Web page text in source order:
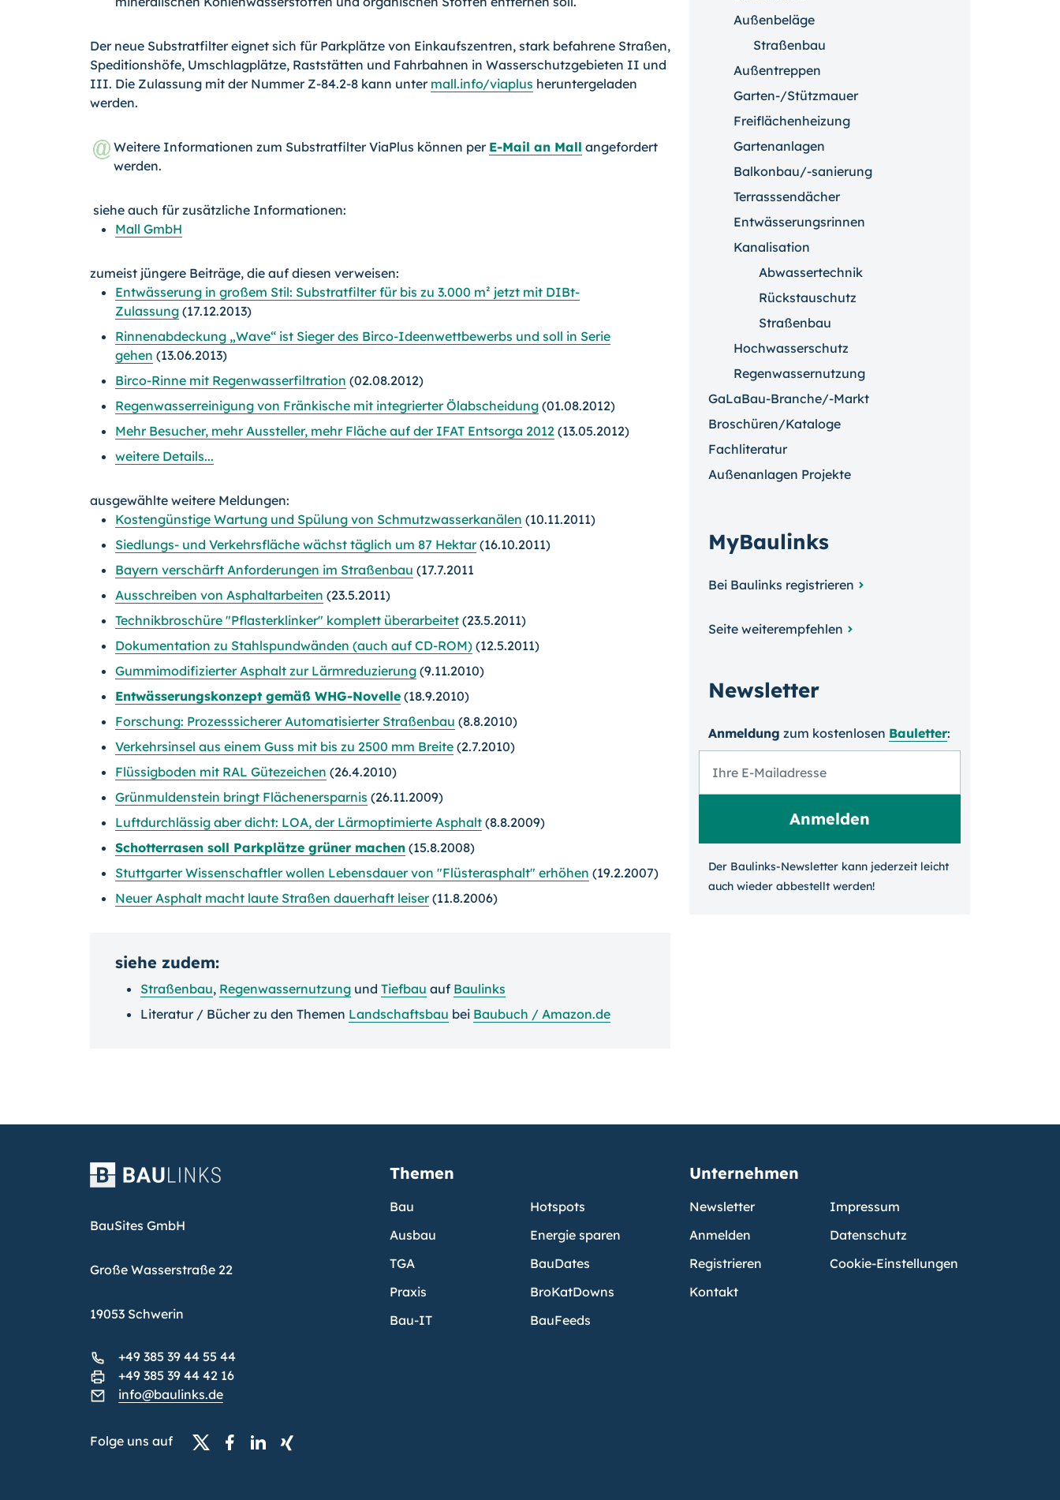
Der neue Substratfilter eignet sich für Parkplätze von Einkaufszentren, stark befahrene Straßen,
Speditionshöfe, Umschlagplätze, Raststätten und Fahrbahnen in Wasserschutzgebieten II und
III. Die Zulassung mit der Nummer Z-84.2-8 kann unter mall.info/viaplus heruntergeladen
werden.
Weitere Informationen zum Substratfilter ViaPlus können per E-Mail an Mall angefordert
werden.
siehe auch für zusätzliche Informationen:
Mall GmbH
zumeist jüngere Beiträge, die auf diesen verweisen:
Entwässerung in großem Stil: Substratfilter für bis zu 3.000 m² jetzt mit DIBt-
Zulassung (17.12.2013)
Rinnenabdeckung „Wave“ ist Sieger des Birco-Ideenwettbewerbs und soll in Serie
gehen (13.06.2013)
Birco-Rinne mit Regenwasserfiltration (02.08.2012)
Regenwasserreinigung von Fränkische mit integrierter Ölabscheidung (01.08.2012)
Mehr Besucher, mehr Aussteller, mehr Fläche auf der IFAT Entsorga 2012 (13.05.2012)
weitere Details...
ausgewählte weitere Meldungen:
Kostengünstige Wartung und Spülung von Schmutzwasserkanälen (10.11.2011)
Siedlungs- und Verkehrsfläche wächst täglich um 87 Hektar(16.10.2011)
Bayern verschärft Anforderungen im Straßenbau (17.7.2011
Ausschreiben von Asphaltarbeiten (23.5.2011)
Technikbroschüre "Pflasterklinker" komplett überarbeitet (23.5.2011)
Dokumentation zu Stahlspundwänden (auch auf CD-ROM) (12.5.2011)
Gummimodifizierter Asphalt zur Lärmreduzierung (9.11.2010)
Entwässerungskonzept gemäß WHG-Novelle (18.9.2010)
Forschung: Prozesssicherer Automatisierter Straßenbau (8.8.2010)
Verkehrsinsel aus einem Guss mit bis zu 2500 mm Breite (2.7.2010)
Flüssigboden mit RAL Gütezeichen (26.4.2010)
Grünmuldenstein bringt Flächenersparnis (26.11.2009)
Luftdurchlässig aber dicht: LOA, der Lärmoptimierte Asphalt (8.8.2009)
Schotterrasen soll Parkplätze grüner machen (15.8.2008)
Stuttgarter Wissenschaftler wollen Lebensdauer von "Flüsterasphalt" erhöhen (19.2.2007)
Neuer Asphalt macht laute Straßen dauerhaft leiser(11.8.2006)
siehe zudem:
Straßenbau, Regenwassernutzung und Tiefbau auf Baulinks
Literatur / Bücher zu den Themen Landschaftsbau bei Baubuch / Amazon.de
Außenbeläge
Straßenbau
Außentreppen
Garten-/Stützmauer
Freiflächenheizung
Gartenanlagen
Balkonbau/-sanierung
Terrasssendächer
Entwässerungsrinnen
Kanalisation
Abwassertechnik
Rückstauschutz
Straßenbau
Hochwasserschutz
Regenwassernutzung
GaLaBau-Branche/-Markt
Broschüren/Kataloge
Fachliteratur
Außenanlagen Projekte
MyBaulinks
Bei Baulinks registrieren
Seite weiterempfehlen
Newsletter
Anmeldung zum kosten­losen Bauletter:
Der Baulinks-Newsletter kann jeder­zeit leicht
auch wieder ab­bestellt werden!
BauSites GmbH
Große Wasserstraße 22
19053 Schwerin
+49 385 39 44 55 44
+49 385 39 44 42 16
info@baulinks.de
Folge uns auf
Themen
Bau
Ausbau
TGA
Praxis
Bau-IT
Hotspots
Energie sparen
BauDates
BroKatDowns
BauFeeds
Unternehmen
Newsletter
Anmelden
Registrieren
Kontakt
Impressum
Datenschutz
Cookie-Einstellungen